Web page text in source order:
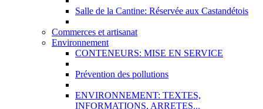
Salle de la Cantine: Réservée aux Castandétois
Commerces et artisanat
Environnement
CONTENEURS: MISE EN SERVICE
Prévention des pollutions
ENVIRONNEMENT: TEXTES,
INFORMATIONS, ARRETES...